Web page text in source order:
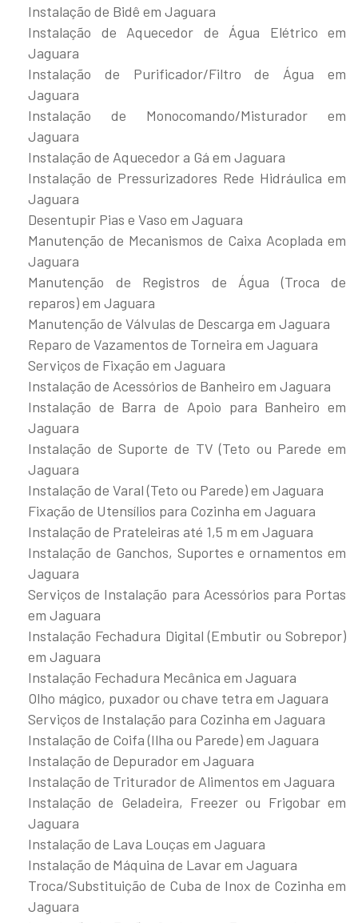
Instalação de Bidê em Jaguara
Instalação de Aquecedor de Água Elétrico em
Jaguara
Instalação de Purificador/Filtro de Água em
Jaguara
Instalação de Monocomando/Misturador em
Jaguara
Instalação de Aquecedor a Gá em Jaguara
Instalação de Pressurizadores Rede Hidráulica em
Jaguara
Desentupir Pias e Vaso em Jaguara
Manutenção de Mecanismos de Caixa Acoplada em
Jaguara
Manutenção de Registros de Água (Troca de
reparos) em Jaguara
Manutenção de Válvulas de Descarga em Jaguara
Reparo de Vazamentos de Torneira em Jaguara
Serviços de Fixação em Jaguara
Instalação de Acessórios de Banheiro em Jaguara
Instalação de Barra de Apoio para Banheiro em
Jaguara
Instalação de Suporte de TV (Teto ou Parede em
Jaguara
Instalação de Varal (Teto ou Parede) em Jaguara
Fixação de Utensílios para Cozinha em Jaguara
Instalação de Prateleiras até 1,5 m em Jaguara
Instalação de Ganchos, Suportes e ornamentos em
Jaguara
Serviços de Instalação para Acessórios para Portas
em Jaguara
Instalação Fechadura Digital (Embutir ou Sobrepor)
em Jaguara
Instalação Fechadura Mecânica em Jaguara
Olho mágico, puxador ou chave tetra em Jaguara
Serviços de Instalação para Cozinha em Jaguara
Instalação de Coifa (Ilha ou Parede) em Jaguara
Instalação de Depurador em Jaguara
Instalação de Triturador de Alimentos em Jaguara
Instalação de Geladeira, Freezer ou Frigobar em
Jaguara
Instalação de Lava Louças em Jaguara
Instalação de Máquina de Lavar em Jaguara
Troca/Substituição de Cuba de Inox de Cozinha em
Jaguara